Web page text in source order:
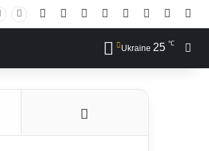
Facebook YouTubeInstagram
RSS Log In
Ukraine 25 ℃